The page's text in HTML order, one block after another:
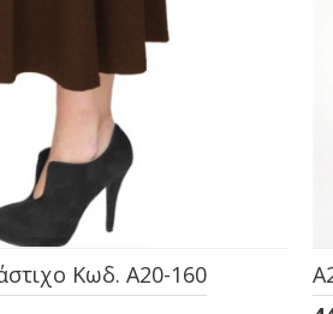
Κωδ. A20-160